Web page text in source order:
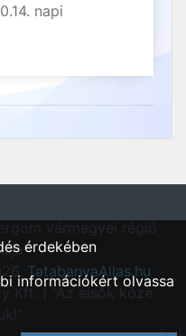
napi
TatabanyaAllas.hu
Kft. | "Az elsők közé
érdekében
információkért olvassa